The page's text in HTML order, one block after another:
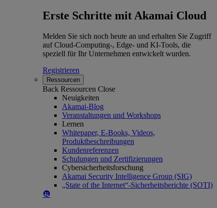
Erste Schritte mit Akamai Cloud
Melden Sie sich noch heute an und erhalten Sie Zugriff
auf Cloud-Computing-, Edge- und KI-Tools, die
speziell für Ihr Unternehmen entwickelt wurden.
Registrieren
Ressourcen
Back Ressourcen Close
Neuigkeiten
Akamai-Blog
Veranstaltungen und Workshops
Lernen
Whitepaper, E-Books, Videos,
Produktbeschreibungen
Kundenreferenzen
Schulungen und Zertifizierungen
Cybersicherheitsforschung
Akamai Security Intelligence Group (SIG)
„State of the Internet“-Sicherheitsberichte (SOTI)